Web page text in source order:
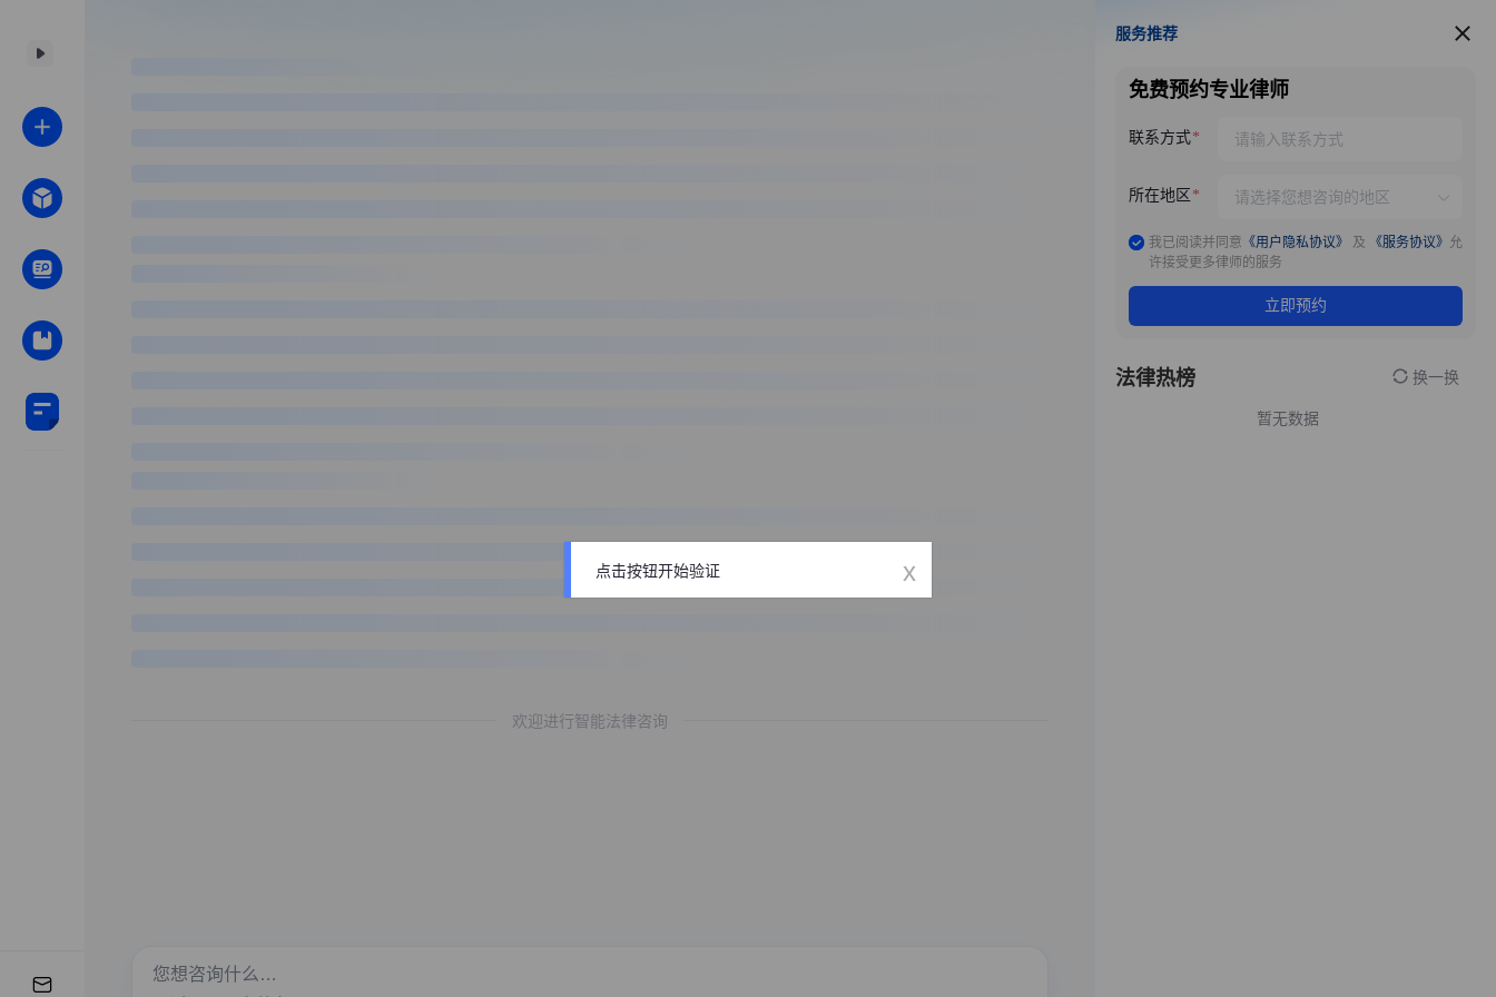
欢迎进行智能法律咨询
服务推荐
服务推荐
免费预约专业律师
联系方式
所在地区
我已阅读并同意 《用户隐私协议》 及 《服务协议》 允
许接受更多律师的服务
立即预约
法律热榜 换一换
暂无数据
点击按钮开始验证 x